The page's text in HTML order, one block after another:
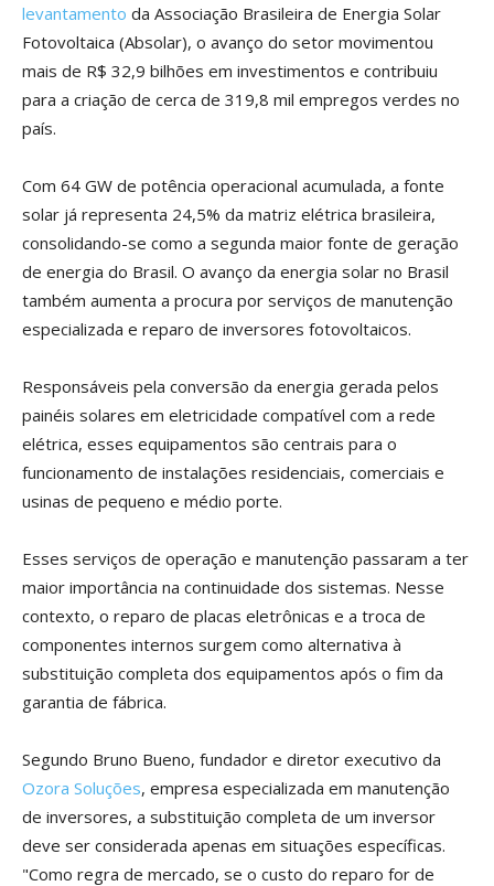
levantamento da Associação Brasileira de Energia Solar
Fotovoltaica (Absolar), o avanço do setor movimentou
mais de R$ 32,9 bilhões em investimentos e contribuiu
para a criação de cerca de 319,8 mil empregos verdes no
país.
Com 64 GW de potência operacional acumulada, a fonte
solar já representa 24,5% da matriz elétrica brasileira,
consolidando-se como a segunda maior fonte de geração
de energia do Brasil. O avanço da energia solar no Brasil
também aumenta a procura por serviços de manutenção
especializada e reparo de inversores fotovoltaicos.
Responsáveis pela conversão da energia gerada pelos
painéis solares em eletricidade compatível com a rede
elétrica, esses equipamentos são centrais para o
funcionamento de instalações residenciais, comerciais e
usinas de pequeno e médio porte.
Esses serviços de operação e manutenção passaram a ter
maior importância na continuidade dos sistemas. Nesse
contexto, o reparo de placas eletrônicas e a troca de
componentes internos surgem como alternativa à
substituição completa dos equipamentos após o fim da
garantia de fábrica.
Segundo Bruno Bueno, fundador e diretor executivo da
Ozora Soluções, empresa especializada em manutenção
de inversores, a substituição completa de um inversor
deve ser considerada apenas em situações específicas.
"Como regra de mercado, se o custo do reparo for de